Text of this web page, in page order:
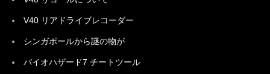
V40 リアドライブレコーダー
シンガポールから謎の物が
バイオハザード7 チートツール